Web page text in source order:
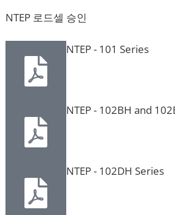
NTEP 로드셀 승인
NTEP - 101 Series
NTEP - 102BH and
NTEP - 102DH Series